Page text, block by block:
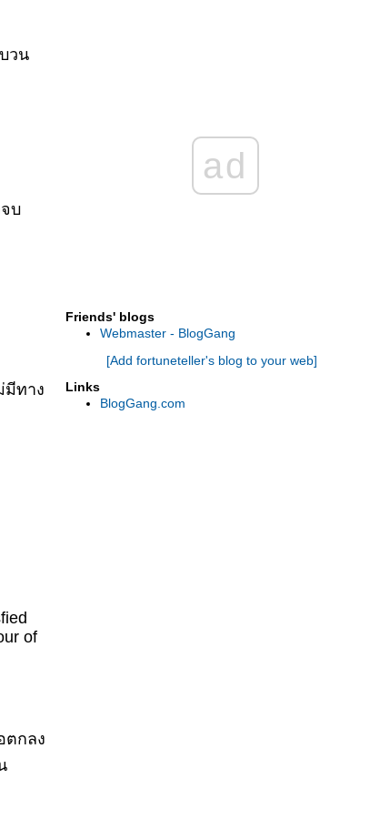
วน
บ
มีทาง
of
ตกลง
ad
Friends' blogs
Webmaster - BlogGang
[Add fortuneteller's blog to your web]
Links
BlogGang.com